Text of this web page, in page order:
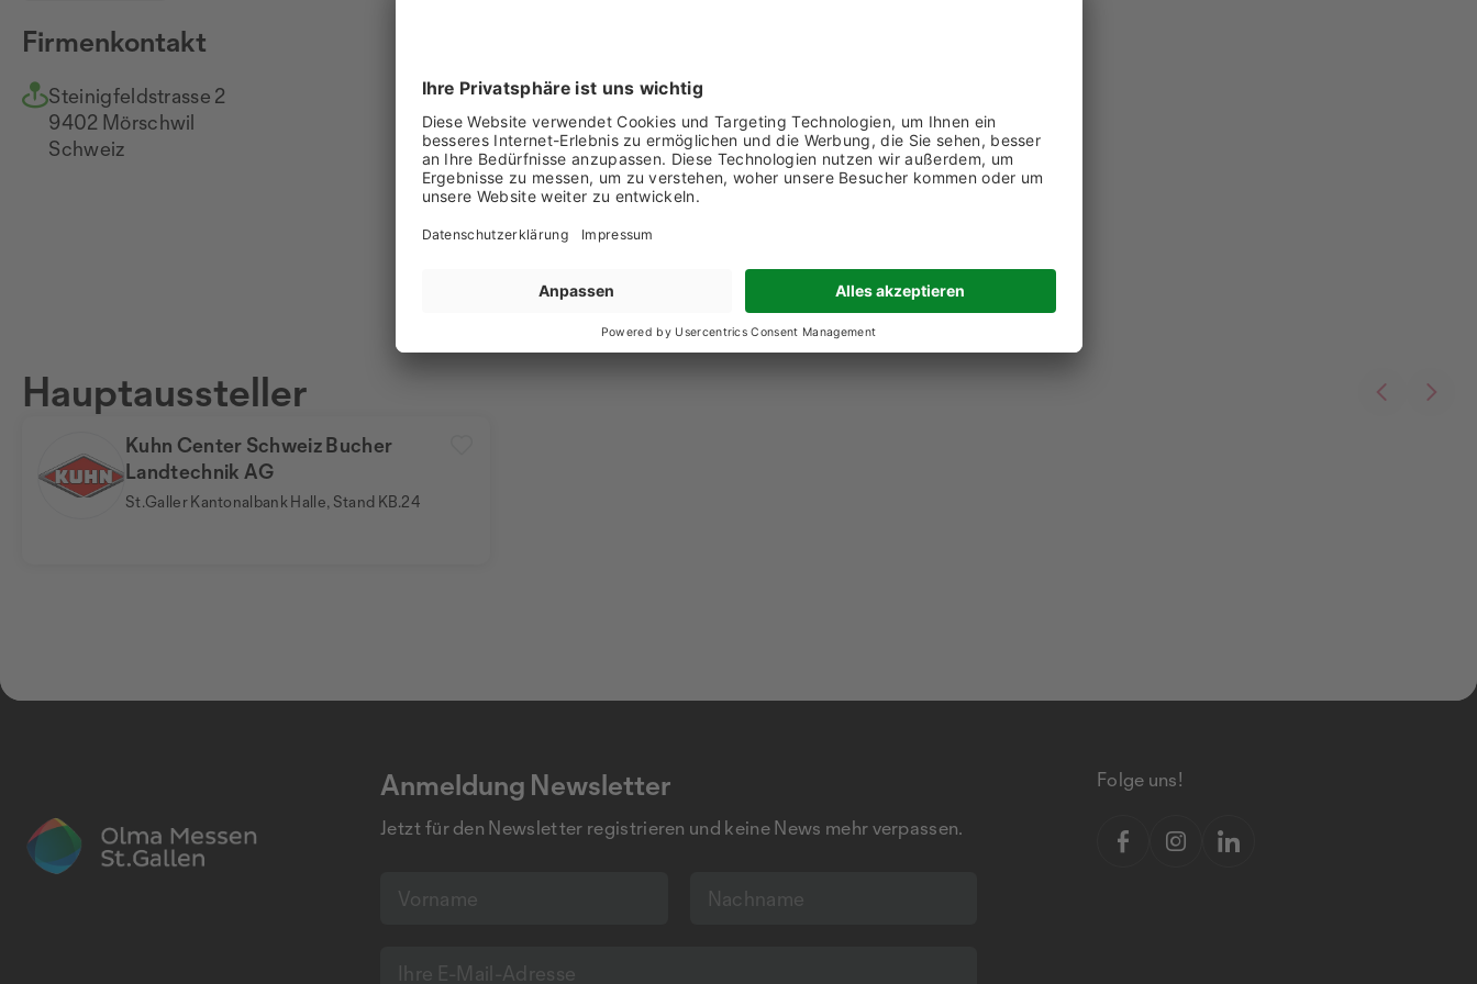
Firmenkontakt
Steinigfeldstrasse 2
9402 Mörschwil
Schweiz
+41 71 866 22 26
Nachricht senden
www.fstechnik.ch
Kuhn Center Schweiz Bucher
Landtechnik AG
St.Galler Kantonalbank Halle, Stand KB.24
Hauptaussteller
Anmeldung Newsletter
Jetzt für den Newsletter registrieren und keine News mehr verpassen.
Folge uns!